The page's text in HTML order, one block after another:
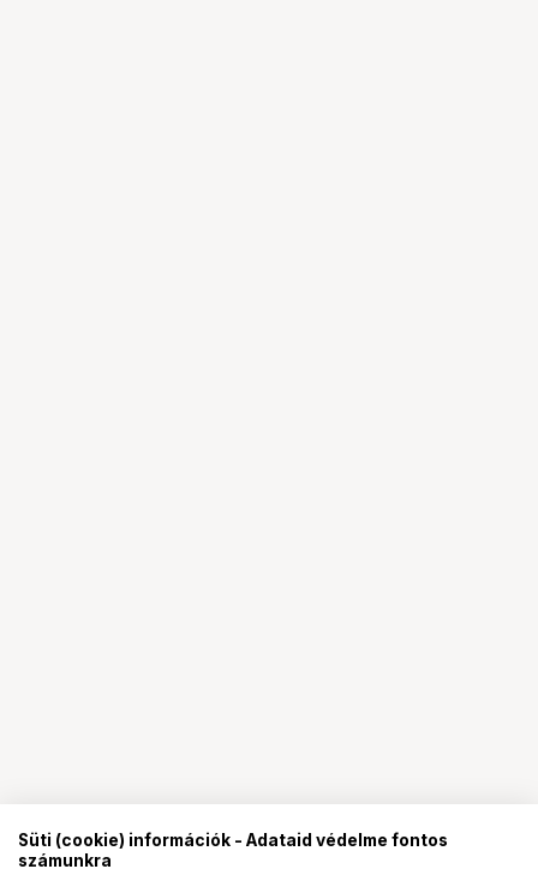
Süti (cookie) információk - Adataid védelme fontos
számunkra